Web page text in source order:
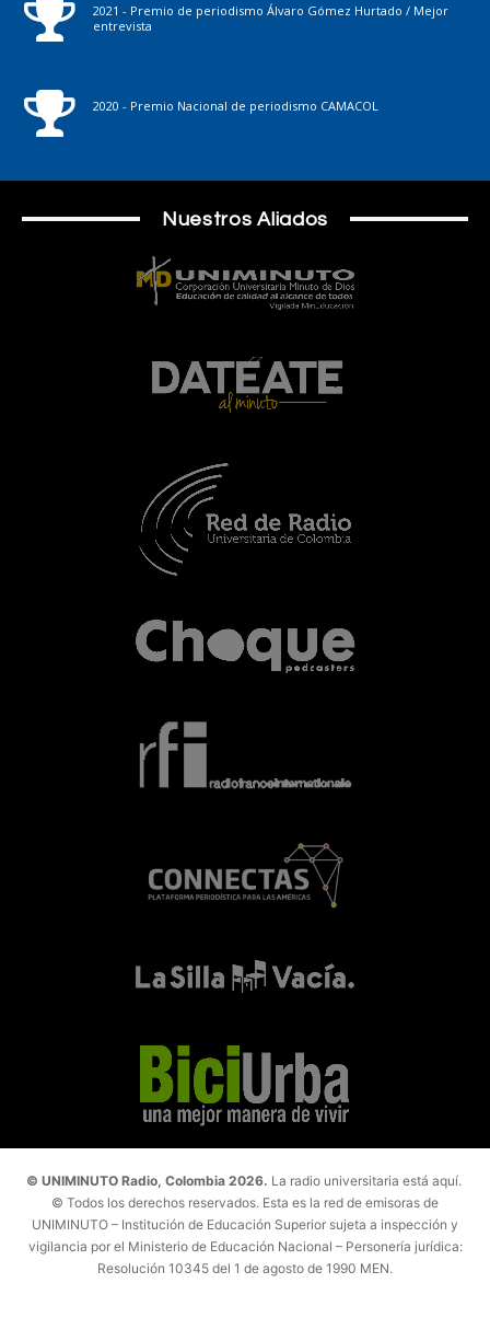
2021 - Premio de periodismo Álvaro Gómez Hurtado / Mejor
entrevista
2020 - Premio Nacional de periodismo CAMACOL
Nuestros Aliados
© UNIMINUTO Radio, Colombia 2026. La radio universitaria está aquí.
© Todos los derechos reservados. Esta es la red de emisoras de
UNIMINUTO – Institución de Educación Superior sujeta a inspección y
vigilancia por el Ministerio de Educación Nacional – Personería jurídica:
Resolución 10345 del 1 de agosto de 1990 MEN.